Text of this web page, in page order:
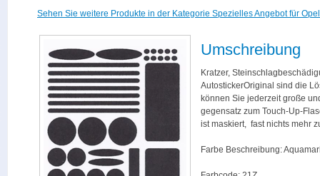
Sehen Sie weitere Produkte in der Kategorie Spezielles Angebot für
Umschreibung
Kratzer,
AutostickerOriginal sind die
können Sie jederzeit große
gegensatz zum Touch-Up-
ist maskiert, fast nichts mehr
Farbe Beschreibung: